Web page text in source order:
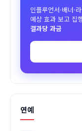
인플루언서·배너·
예상 효과 보고 집
결과당 과금
연예